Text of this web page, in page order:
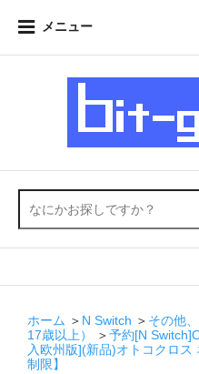
メニュー
ホーム ＞ N Switch ＞ その他
17歳以上）
＞予約[N
入欧州版](新品)オトコクロ
制限】